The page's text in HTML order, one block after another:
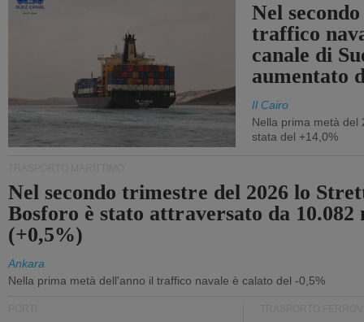
Nel
traffico
canale di
aumentato
Il Cairo
Nella prima metà del
stata del +14,0%
Nel secondo trimestre del 2026 lo
Bosforo è stato attraversato da 10.082
(+0,5%)
Ankara
Nella prima metà dell'anno il traffico navale è calato del -0,5%